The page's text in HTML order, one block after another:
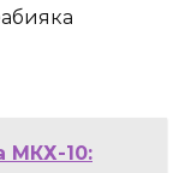
МКХ-10: